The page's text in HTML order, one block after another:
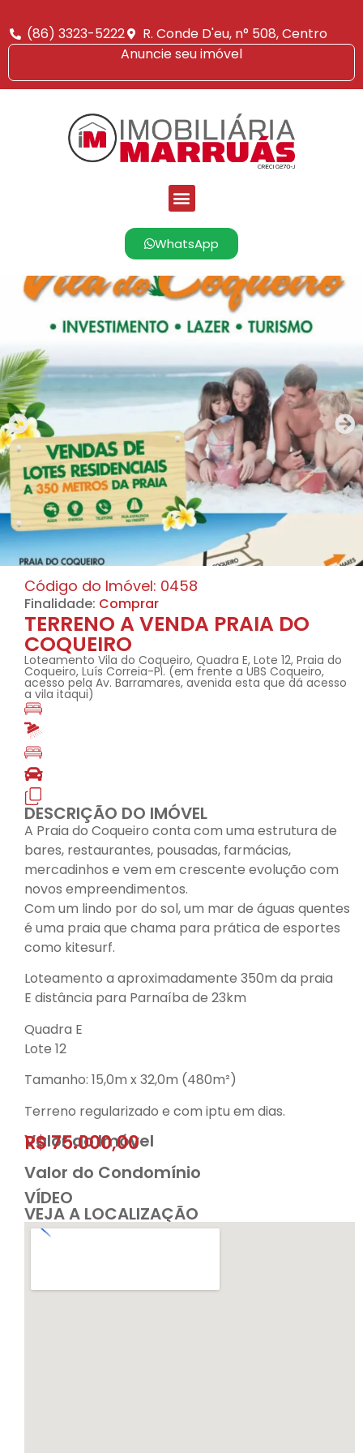
(86) 3323-5222
R. Conde D'eu, n° 508, Centro
Anuncie seu imóvel
WhatsApp
Código do Imóvel: 0458
Finalidade: Comprar
TERRENO A VENDA PRAIA DO
COQUEIRO
Loteamento Vila do Coqueiro, Quadra E, Lote 12, Praia do
Coqueiro, Luís Correia-PI. (em frente a UBS Coqueiro,
acesso pela Av. Barramares, avenida esta que dá acesso
a vila itaqui)
DESCRIÇÃO DO IMÓVEL
A Praia do Coqueiro conta com uma estrutura de
bares, restaurantes, pousadas, farmácias,
mercadinhos e vem em crescente evolução com
novos empreendimentos.
Com um lindo por do sol, um mar de águas quentes
é uma praia que chama para prática de esportes
como kitesurf.
Loteamento a aproximadamente 350m da praia
E distância para Parnaíba de 23km
Quadra E
Lote 12
Tamanho: 15,0m x 32,0m (480m²)
Terreno regularizado e com iptu em dias.
Valor do Imóvel
R$ 75.000,00
Valor do Condomínio
VÍDEO
VEJA A LOCALIZAÇÃO